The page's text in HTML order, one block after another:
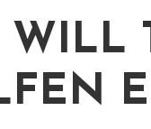
WILL